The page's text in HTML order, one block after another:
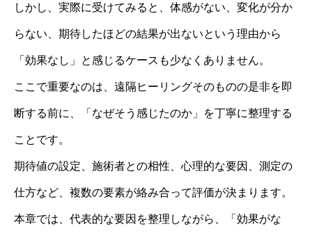
しかし、実際に受けてみると、体感がない、変化が分か
らない、期待したほどの結果が出ないという理由から
「効果なし」と感じるケースも少なくありません。
ここで重要なのは、遠隔ヒーリングそのものの是非を即
断する前に、「なぜそう感じたのか」を丁寧に整理する
ことです。
期待値の設定、施術者との相性、心理的な要因、測定の
仕方など、複数の要素が絡み合って評価が決まります。
本章では、代表的な要因を整理しながら、「効果がな